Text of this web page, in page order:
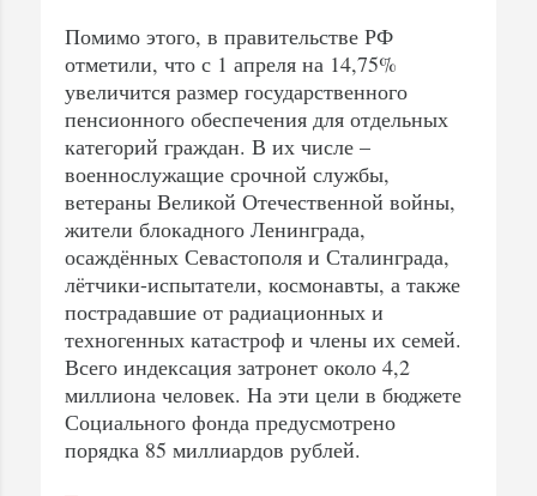
Помимо этого, в правительстве РФ
отметили, что с 1 апреля на 14,75%
увеличится размер государственного
пенсионного обеспечения для отдельных
категорий граждан. В их числе –
военнослужащие срочной службы,
ветераны Великой Отечественной войны,
жители блокадного Ленинграда,
осаждённых Севастополя и Сталинграда,
лётчики-испытатели, космонавты, а также
пострадавшие от радиационных и
техногенных катастроф и члены их семей.
Всего индексация затронет около 4,2
миллиона человек. На эти цели в бюджете
Социального фонда предусмотрено
порядка 85 миллиардов рублей.